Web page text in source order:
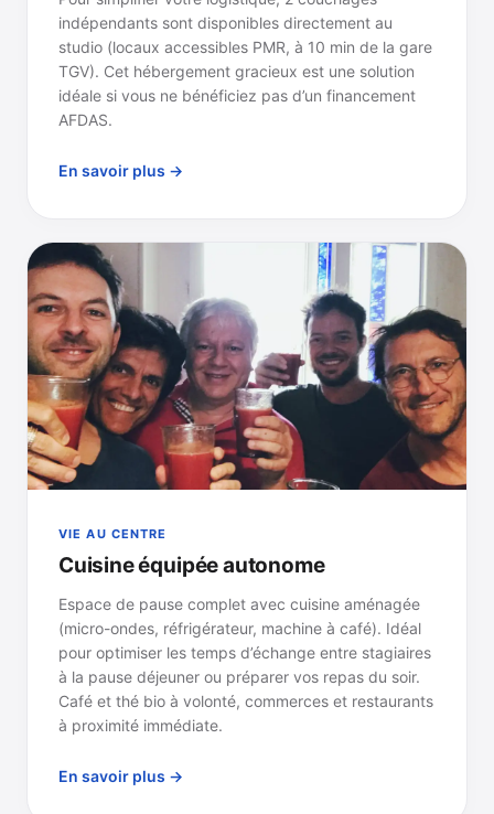
indépendants sont disponibles directement au
studio (locaux accessibles PMR, à 10 min de la gare
TGV). Cet hébergement gracieux est une solution
idéale si vous ne bénéficiez pas d’un financement
AFDAS.
En savoir plus →
VIE AU CENTRE
Cuisine équipée autonome
Espace de pause complet avec cuisine aménagée
(micro-ondes, réfrigérateur, machine à café). Idéal
pour optimiser les temps d’échange entre stagiaires
à la pause déjeuner ou préparer vos repas du soir.
Café et thé bio à volonté, commerces et restaurants
à proximité immédiate.
En savoir plus →